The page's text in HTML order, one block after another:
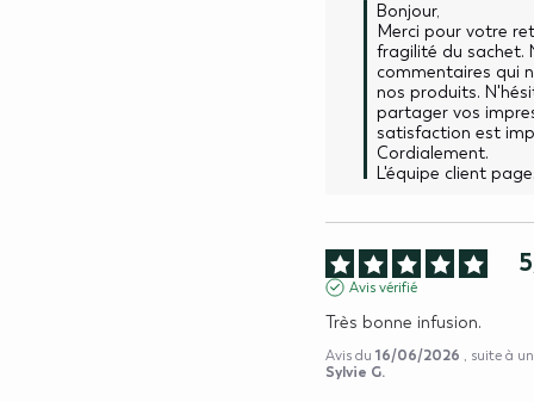
Bonjour,
Merci pour votre
fragilité du sachet.
commentaires qui
nos produits.
partager vos
satisfaction est
Cordialement.
L'équipe client
5
Avis vérifié
Très bonne infusion.
Avis du16/06/2026 , suite à
Sylvie G.